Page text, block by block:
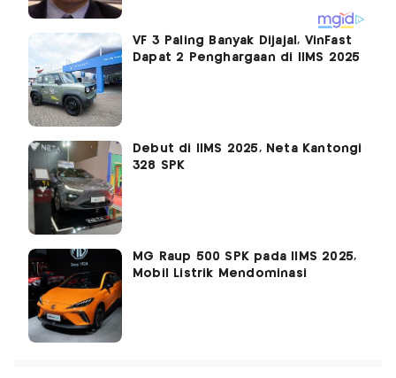
VF 3 Paling Banyak Dijajal, VinFast
Dapat 2 Penghargaan di IIMS 2025
Debut di IIMS 2025, Neta Kantongi
328 SPK
MG Raup 500 SPK pada IIMS 2025,
Mobil Listrik Mendominasi